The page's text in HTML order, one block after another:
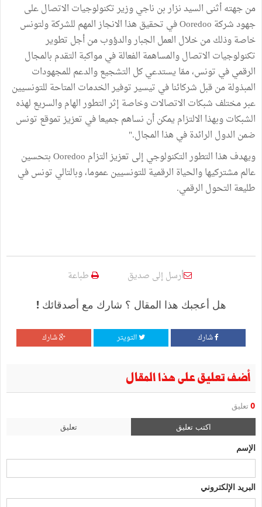
من جهته أثنى السيد نزار بن ناجي وزير تكنولوجيات الاتصال على
جهود شركة Ooredoo في تحقيق هذا الانجاز المهم للشركة ولتونس
خاصة وذلك من خلال العمل الجبار والدؤوب من أجل تطوير
تكنولوجيات الاتصال والمساهمة الفعالة في مواكبة التقدم بالمجال
الرقمي في تونس، ممّا يستدعي كل التشجيع والدعم للمجهودات
المبذولة من قبل شركائنا في تيسير توفير الخدمات المتاحة للتونسيين
عبر مختلف شبكات الاتصالات وخاصة إثر التطور الهام والسريع لهذه
الشبكات وبهذا الالتزام يمكن أن نساهم جميعا في تعزيز تموقع تونس
ضمن الدول الرائدة في هذا المجال."
ويهدف هذا التطور التكنولوجي إلى تعزيز التزام Ooredoo بتحسين
عالم مشتركيها والحياة الرقمية للتونسيين عموما، وبالتالي تونس في
طليعة التحول الرقمي.
أرسل إلى صديق طباعة
هل أعجبك هذا المقال ؟ شارك مع أصدقائك !
شارك التويتر شارك
أضف تعليق على هذا المقال
0 تعليق
اكتب تعليق تعليق
الإسم
البريد الإلكتروني